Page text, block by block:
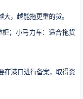
，越能拖更重的货。
；小马力车：适合拖货
在港口进行备案，取得资